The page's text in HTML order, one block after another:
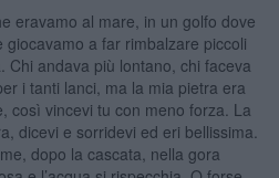
eravamo al mare, in un golfo dove
a far rimbalzare piccoli
Chi andava più lontano, chi faceva
i tanti lanci, ma la mia pietra era
così vincevi tu con meno forza. La
dicevi e sorridevi ed eri bellissima.
dopo la cascata, nella gora